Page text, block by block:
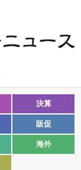
決算
販促
海外